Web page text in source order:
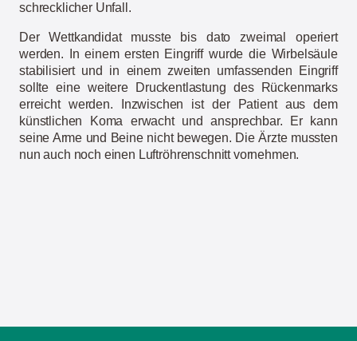
schrecklicher Unfall.
Der Wettkandidat musste bis dato zweimal operiert
werden. In einem ersten Eingriff wurde die Wirbelsäule
stabilisiert und in einem zweiten umfassenden Eingriff
sollte eine weitere Druckentlastung des Rückenmarks
erreicht werden. Inzwischen ist der Patient aus dem
künstlichen Koma erwacht und ansprechbar. Er kann
seine Arme und Beine nicht bewegen. Die Ärzte mussten
nun auch noch einen Luftröhrenschnitt vornehmen.